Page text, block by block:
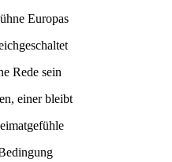
Europas
Rede sein
einer bleibt